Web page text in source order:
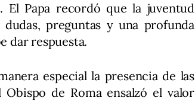
Papa recordó que la juventud
preguntas y una profunda
dar respuesta.
especial la presencia de las
de Roma ensalzó el valor